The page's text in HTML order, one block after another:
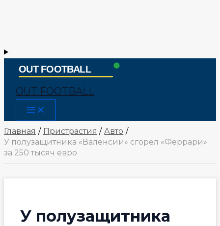
OUT FOOTBALL
Main
Menu
Главная
Пристрастия
Авто
У полузащитника «Валенсии» сгорел «Феррари»
за 250 тысяч евро
У полузащитника